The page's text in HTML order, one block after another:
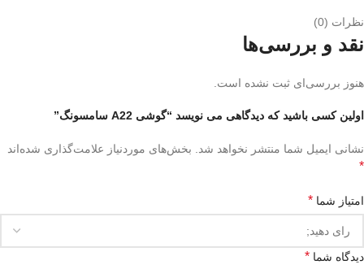
نظرات (0)
نقد و بررسی‌ها
هنوز بررسی‌ای ثبت نشده است.
اولین کسی باشید که دیدگاهی می نویسد “گوشی A22 سامسونگ”
نشانی ایمیل شما منتشر نخواهد شد. بخش‌های موردنیاز علامت‌گذاری شده‌اند
*
امتیاز شما *
دیدگاه شما *